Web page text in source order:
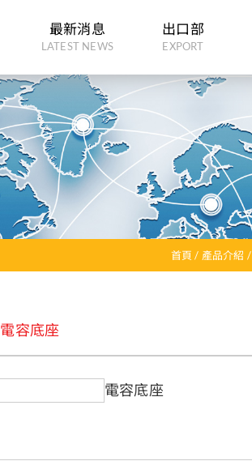
最新消息
LATEST NEWS
出口部
EXPORT
首頁 產品介紹
電容底座
電容底座